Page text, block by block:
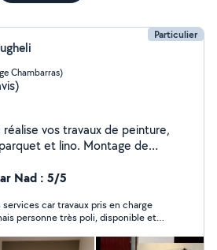
Particulier
Chambarras)
vos travaux de peinture,
et lino. Montage de
ponctuel et sérieux.
Nad : 5/5
services car travaux pris en charge
personne très poli, disponible et